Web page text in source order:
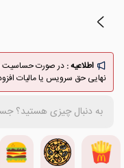
اطلاعیه : در صورت حساسیت
نهایی حق سرویس یا مالیات